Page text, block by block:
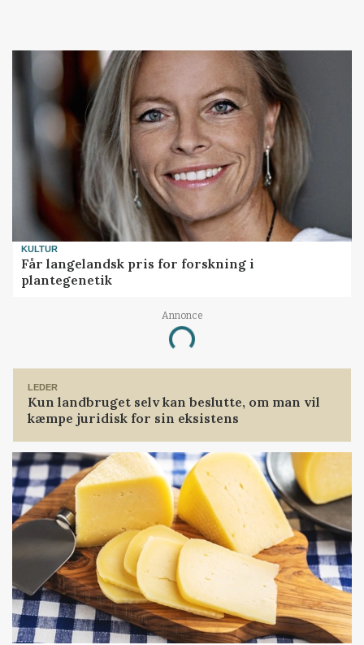
KULTUR
Får langelandsk pris for forskning i
plantegenetik
Annonce
Loading...
LEDER
Kun landbruget selv kan beslutte, om man vil
kæmpe juridisk for sin eksistens